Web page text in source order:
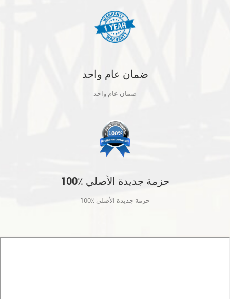
ضمان عام واحد
ضمان عام واحد
100٪ حزمة جديدة الأصلي
100٪ حزمة جديدة الأصلي